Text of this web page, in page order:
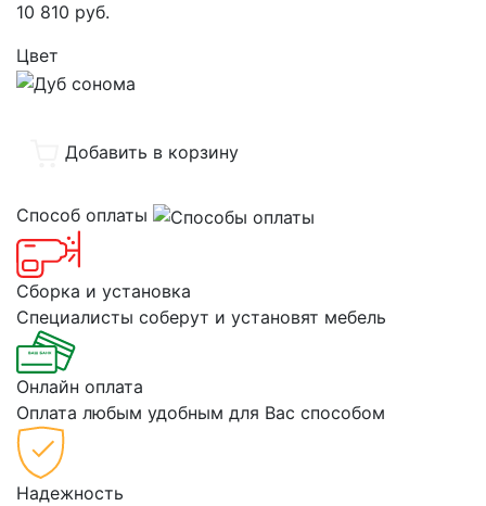
10 810 руб.
Цвет
Добавить в корзину
Способ оплаты
Сборка и установка
Специалисты соберут и установят мебель
Онлайн оплата
Оплата любым удобным для Вас способом
Надежность